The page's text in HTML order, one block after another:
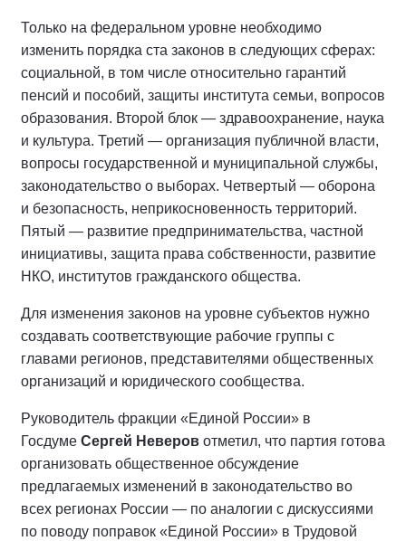
Только на федеральном уровне необходимо
изменить порядка ста законов в следующих сферах:
социальной, в том числе относительно гарантий
пенсий и пособий, защиты института семьи, вопросов
образования. Второй блок — здравоохранение, наука
и культура. Третий — организация публичной власти,
вопросы государственной и муниципальной службы,
законодательство о выборах. Четвертый — оборона
и безопасность, неприкосновенность территорий.
Пятый — развитие предпринимательства, частной
инициативы, защита права собственности, развитие
НКО, институтов гражданского общества.
Для изменения законов на уровне субъектов нужно
создавать соответствующие рабочие группы с
главами регионов, представителями общественных
организаций и юридического сообщества.
Руководитель фракции «Единой России» в
Госдуме Сергей Неверов отметил, что партия готова
организовать общественное обсуждение
предлагаемых изменений в законодательство во
всех регионах России — по аналогии с дискуссиями
по поводу поправок «Единой России» в Трудовой